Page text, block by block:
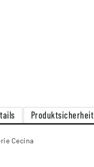
Produktsicherheit
Cecina